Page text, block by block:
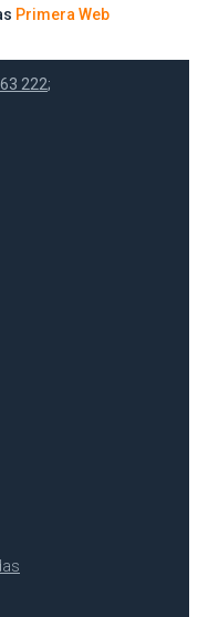
Primera Web
222;